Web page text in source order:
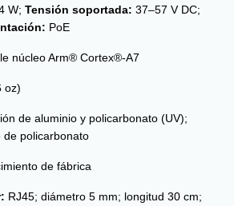
W; Tensión soportada: 37–57 V DC;
PoE
núcleo Arm® Cortex®-A7
oz)
de aluminio y policarbonato (UV);
de policarbonato
de fábrica
RJ45; diámetro 5 mm; longitud 30 cm;